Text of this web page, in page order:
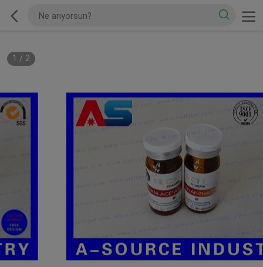
1 / 2